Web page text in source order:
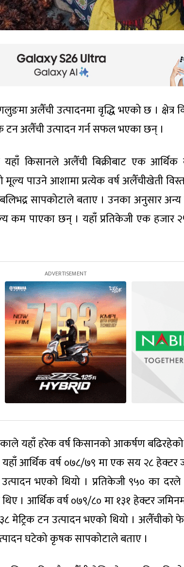
अलैँची उत्पादनमा वृद्धि भएको छ । क्षेत्र
टन अलैँची उत्पादन गर्न सफल भएका छन् ।
यहाँ किसानले अलैँची बिक्रीबाट एक
मूल्य पाउने आशामा प्रत्येक वर्ष अलैँचीखेती
सापकोटाले बताए । उनका अनुसार
पाएका छन् । यहाँ प्रतिकेजी एक हजार
यहाँ हरेक वर्ष किसानको आकर्षण
यहाँ आर्थिक वर्ष ०७८/७९ मा एक सय २८
भएको थियो । प्रतिकेजी ९५० का
। आर्थिक वर्ष ०७९/८० मा १३१ हेक्टर
मेट्रिक टन उत्पादन भएको थियो । अलैँचीको
घटेको कृषक सापकोटाले बताए ।